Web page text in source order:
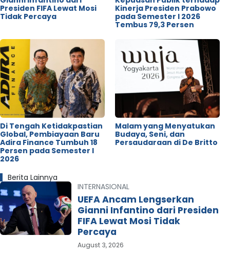
Presiden FIFA Lewat Mosi
Tidak Percaya
Kinerja Presiden Prabowo
pada Semester I 2026
Tembus 79,3 Persen
Di Tengah Ketidakpastian
Global, Pembiayaan Baru
Adira Finance Tumbuh 18
Persen pada Semester I
2026
Malam yang Menyatukan
Budaya, Seni, dan
Persaudaraan di De Britto
Berita Lainnya
INTERNASIONAL
UEFA Ancam Lengserkan
Gianni Infantino dari Presiden
FIFA Lewat Mosi Tidak
Percaya
August 3, 2026